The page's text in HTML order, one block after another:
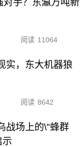
对手？东瀛万吨新
阅读 11064
实，东大机器狼
阅读 8642
战场上的\"蜂群
示